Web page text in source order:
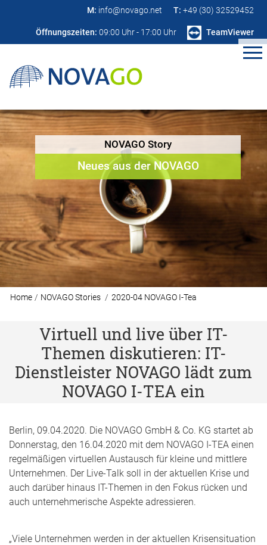
M: info@novago.net T: +49 (30) 32529452
Öffnungszeiten: 09:00 Uhr - 17:00 Uhr TeamViewer
NOVAGO Story
Neues aus der NOVAGO
Home NOVAGO Stories 2020-04 NOVAGO I-Tea
Virtuell und live über IT-
Themen diskutieren: IT-
Dienstleister NOVAGO lädt zum
NOVAGO I-TEA ein
Berlin, 09.04.2020. Die NOVAGO GmbH & Co. KG startet ab
Donnerstag, den 16.04.2020 mit dem NOVAGO I-TEA einen
regelmäßigen virtuellen Austausch für kleine und mittlere
Unternehmen. Der Live-Talk soll in der aktuellen Krise und
auch darüber hinaus IT-Themen in den Fokus rücken und
auch unternehmerische Aspekte adressieren.
„Viele Unternehmen werden in der aktuellen Krisensituation